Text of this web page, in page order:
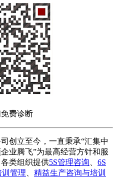
费诊断
创立至今，一直秉承“汇集中
业腾飞”为最高经营方针和服
类组织提供5S管理咨询
6S
训管理
精益生产咨询与培训